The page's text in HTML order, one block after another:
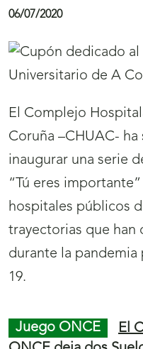
06/07/2020
El Complejo
Coruña –CHUAC-
inaugurar una serie
“Tú eres
hospitales públicos
trayectorias que han
durante la
19.
Juego ONCE
El
Menú
Mostrar